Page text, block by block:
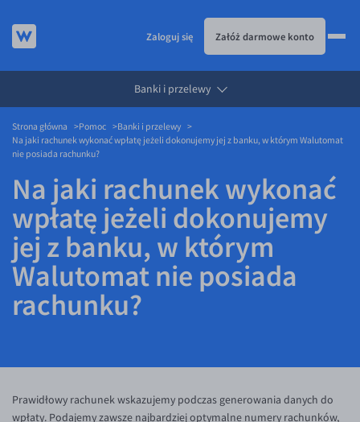
KURSY WALUT
Kursy walut
EUR/PLN
USD/PLN
CHF/PLN
GBP/PLN
CZK/PLN
DKK/PLN
NOK/PLN
AUD/PLN
KARTA WIELOWALUTOWA
Karta wielowalutowa
Visa Benefit
PRZELEWY ZAGRANICZNE
ESIM
DLA FIRM
Dla firm
API dla biznesu
Partnerstwa
Walutomat Business
JAK TO DZIAŁA
Jak to działa
Prowizje i rabaty
Metody płatności
Bezpieczeństwo
Zaloguj się Załóż darmowe konto
Banki i przelewy
Strona główna Pomoc
Banki i przelewy
Na jaki rachunek wykonać wpłatę jeżeli dokonujemy jej z banku, w którym Walutomat
nie posiada rachunku?
Na jaki rachunek wykonać
wpłatę jeżeli dokonujemy
jej z banku, w którym
Walutomat nie posiada
rachunku?
Prawidłowy rachunek wskazujemy podczas generowania danych do
wpłaty. Podajemy zawsze najbardziej optymalne numery rachunków,